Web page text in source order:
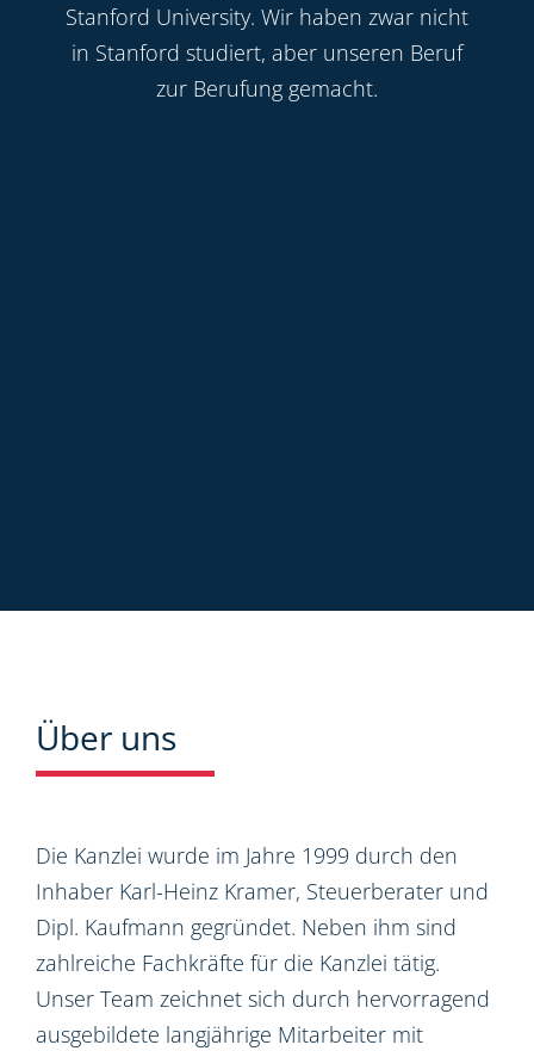
Stanford University. Wir haben zwar nicht
in Stanford studiert, aber unseren Beruf
zur Berufung gemacht.
Über uns
Die Kanzlei wurde im Jahre 1999 durch den
Inhaber Karl-Heinz Kramer, Steuerberater und
Dipl. Kaufmann gegründet. Neben ihm sind
zahlreiche Fachkräfte für die Kanzlei tätig.
Unser Team zeichnet sich durch hervorragend
ausgebildete langjährige Mitarbeiter mit